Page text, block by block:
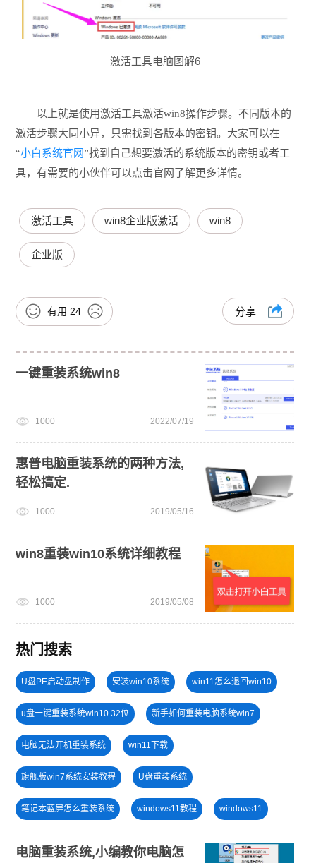
激活工具电脑图解6
以上就是使用激活工具激活win8操作步骤。不同版本的
激活步骤大同小异，只需找到各版本的密钥。大家可以在
“小白系统官网”找到自己想要激活的系统版本的密钥或者工
具，有需要的小伙伴可以点击官网了解更多详情。
激活工具 win8企业版激活 win8
企业版
有用 24 分享
一键重装系统win8
1000 2022/07/19
惠普电脑重装系统的两种方法,
轻松搞定.
1000 2019/05/16
win8重装win10系统详细教程
1000 2019/05/08
热门搜索
U盘PE启动盘制作 安装win10系统 win11怎么退回win10
u盘一键重装系统win10 32位 新手如何重装电脑系统win7
电脑无法开机重装系统 win11下载
旗舰版win7系统安装教程 U盘重装系统
笔记本蓝屏怎么重装系统 windows11教程 windows11
电脑重装系统,小编教你电脑怎